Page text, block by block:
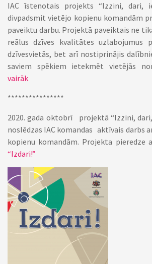
IAC īstenotais projekts “Izzini, dari,
divpadsmit vietējo kopienu komandām
paveiktu darbu. Projektā paveiktais ne
reālus dzīves kvalitātes uzlabojumus
dzīvesvietās, bet arī nostiprinājis
saviem spēkiem ietekmēt vietējās
vairāk
****************
2020. gada oktobrī projektā “Izzini,
noslēdzas IAC komandas aktīvais darbs
kopienu komandām. Projekta pieredze
“Izdari!”